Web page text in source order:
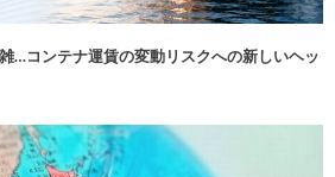
…コンテナ運賃の変動リスクへの新しいヘッ